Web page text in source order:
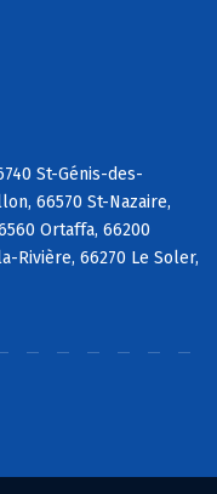
St-Génis-des-
66570 St-Nazaire,
Ortaffa, 66200
Rivière, 66270 Le Soler,